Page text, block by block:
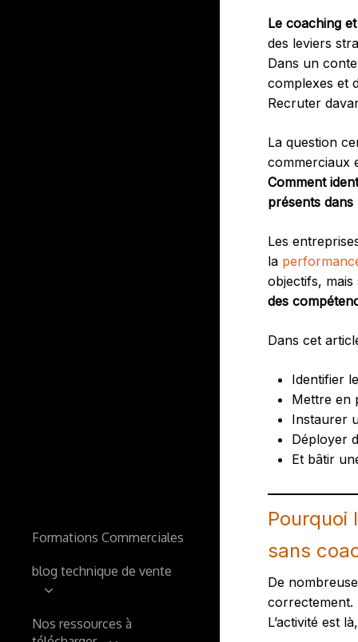
Formations Commerciales
blog technique de vente
Livre prospection BtoB
Formations commerciales btob
Nos ressources à
Le coaching
des leviers
Dans un
complexes et
Recruter
La question
commerciaux
Comment
présents dans
Les
la
objectifs, mais
des
Dans cet
Identifier
Mettre en
Instaurer
Déployer
Et bâtir
Pourquoi
sans
De
correctement.
L’activité est